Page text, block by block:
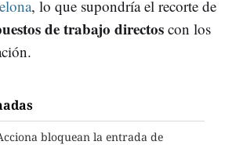
, lo que supondría el recorte de
de trabajo directos con los
bloquean la entrada de